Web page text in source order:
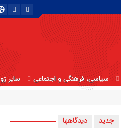
سیاسی، فرهنگی و اجتماعی سایر
جدید دیدگاهها